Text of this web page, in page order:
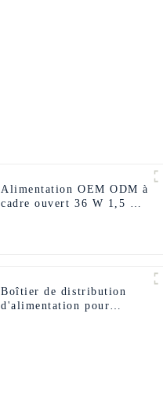
Alimentation OEM ODM à
cadre ouvert 36 W 1,5 A
Boîtier de distribution
d'alimentation pour